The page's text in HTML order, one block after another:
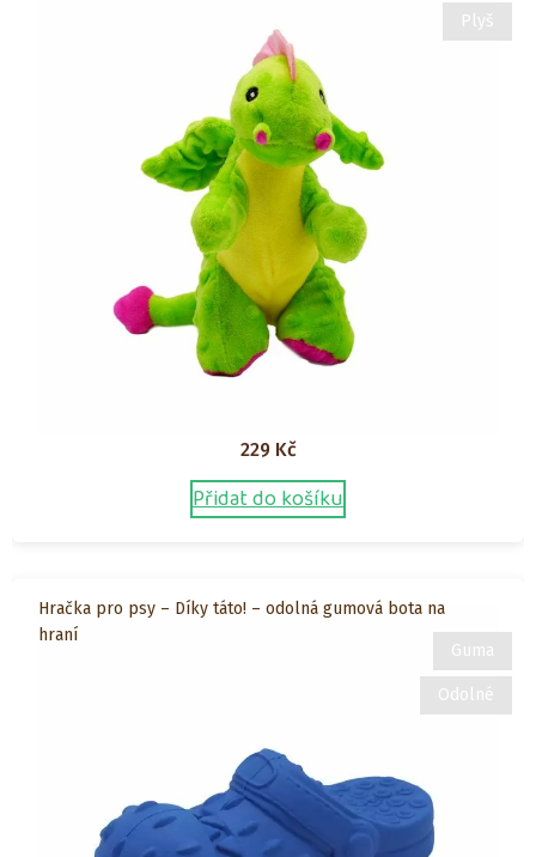
Plyš
229 Kč
Přidat do košíku
Guma
Odolné
Hračka pro psy – Díky táto! – odolná gumová bota na
hraní